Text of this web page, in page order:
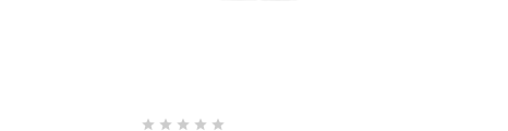
    